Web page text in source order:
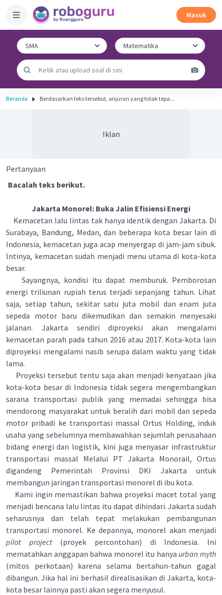
Masuk
Beranda Berdasarkan teks tersebut, anjuran yang tidak tepa...
Iklan
Pertanyaan
Bacalah teks berikut.
Jakarta Monorel: Buka Jalin Efisiensi Energi
Kemacetan lalu lintas tak hanya identik dengan Jakarta. Di
Surabaya, Bandung, Medan, dan beberapa kota besar lain di
Indonesia, kemacetan juga acap menyergap di jam-jam sibuk.
lntinya, kemacetan sudah menjadi menu utama di kota-kota
besar.
Sayangnya, kondisi itu dapat memburuk. Pemborosan
energi triliunan rupiah terus terjadi sepanjang tahun. Lihat
saja, setiap tahun, sekitar satu juta mobil dan enam juta
sepeda motor baru dikemudikan dan semakin menyesaki
jalanan. Jakarta sendiri diproyeksi akan mengalami
kemacetan parah pada tahun 2016 atau 2017. Kota-kota lain
diproyeksi mengalami nasib serupa dalam waktu yang tidak
lama.
Proyeksi tersebut tentu saja akan menjadi kenyataan jika
kota-kota besar di Indonesia tidak segera mengembangkan
sarana transportasi publik yang memadai sehingga bisa
mendorong masyarakat untuk beralih dari mobil dan sepeda
motor pribadi ke transportasi massal Ortus Holding, induk
usaha yang sebelumnya membawahkan sejumlah perusahaan
bidang energi dan logistik, kini juga menyasar infrastruktur
transportasi massal Melalui PT Jakarta Monorail, Ortus
digandeng Pemerintah Provinsi DKI Jakarta untuk
membangun jaringan transportasi monorel di ibu kota.
Kami ingin memastikan bahwa proyeksi macet total yang
menjadi bencana lalu lintas itu dapat dihindari. Jakarta sudah
seharusnya dan telah tepat melakukan pembangunan
transportasi monorel. Ke depannya, monorel akan menjadi
pilot project(proyek percontohan) di Indonesia. lni
mematahkan anggapan bahwa monorel itu hanya urban myth
(mitos perkotaan) karena selama bertahun-tahun gagal
dibangun. Jika hal ini berhasil direalisasikan di Jakarta, kota-
kota besar lainnya pasti akan segera menyusul.